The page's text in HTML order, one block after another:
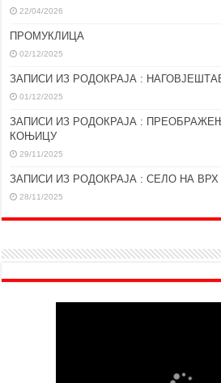
22/04/2026
ПРОМУКЛИЦА
02/12/2025
ЗАПИСИ ИЗ РОДОКРАЈА :
01/12/2025
ЗАПИСИ ИЗ РОДОКРАЈА :
КОЊИЦУ
29/11/2025
ЗАПИСИ ИЗ РОДОКРАЈА : СЕЛО НА
28/11/2025